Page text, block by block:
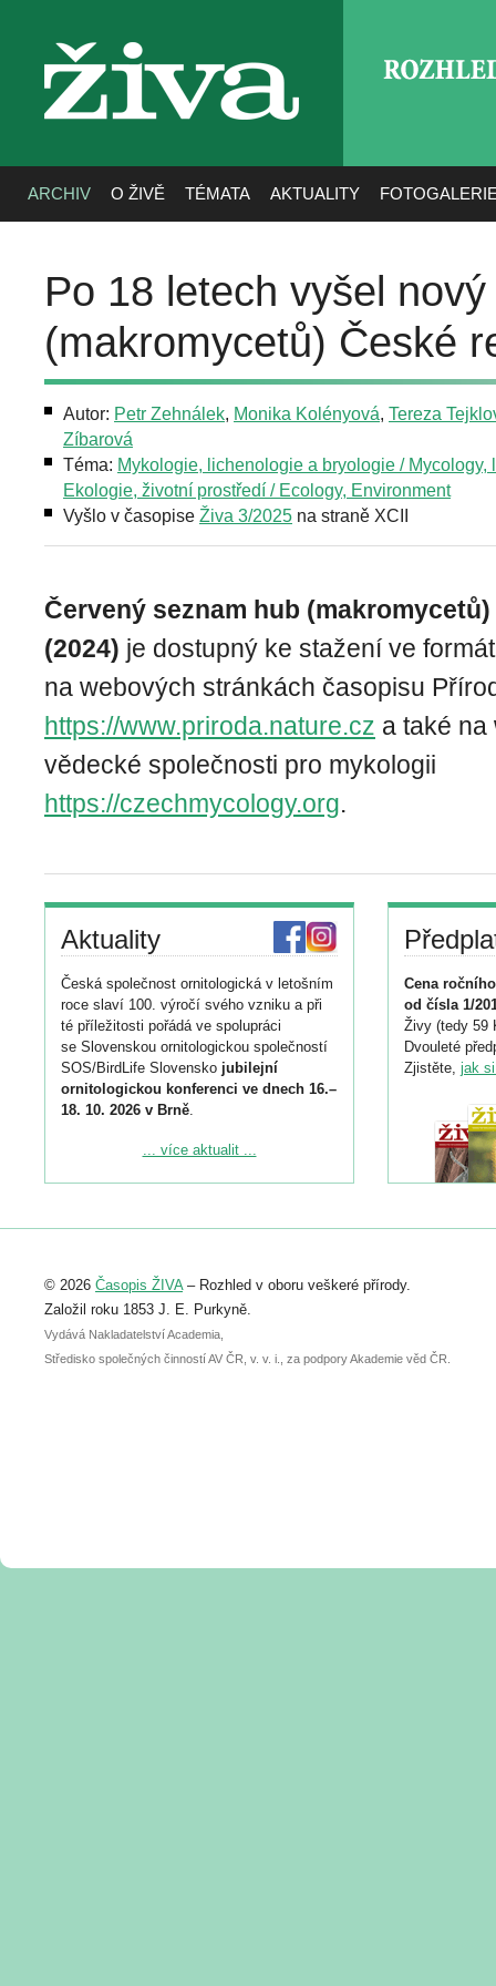
živa
ARCHIV O ŽIVĚ TÉMATA AKTUALITY
Po 18 letech vyšel
(makromycetů) České
Autor: Petr Zehnálek, Monika Kolényová, Tereza
Zíbarová
Téma: Mykologie, lichenologie a bryologie / Mycology,
Ekologie, životní prostředí / Ecology, Environment
Vyšlo v časopise Živa 3/2025 na straně XCII
Červený seznam hub
(2024) je dostupný ke stažení ve
na webových stránkách časopisu
https://www.priroda.nature.cz a také na
vědecké společnosti pro mykologii
https://czechmycology.org.
Aktuality
Česká společnost ornitologická v letošním
roce slaví 100. výročí svého vzniku a při
té příležitosti pořádá ve spolupráci
se Slovenskou ornitologickou společností
SOS/BirdLife Slovensko jubilejní
ornitologickou konferenci ve dnech 16.–
18. 10. 2026 v Brně.
Podrobnější informace ke konferenci
Registrovat se můžete do 6. září.
abstraktu přihlášené přednášky nebo
posteru je už 30. června.
... více aktualit ...
Cena
od čísla 1/
Živy (tedy 59
Dvouleté
Zjistěte, jak
© 2026 Časopis ŽIVA– Rozhled v oboru veškeré přírody.
Založil roku 1853 J. E. Purkyně.
Vydává Nakladatelství Academia,
Středisko společných činností AV ČR, v. v. i., za podpory Akademie věd ČR.